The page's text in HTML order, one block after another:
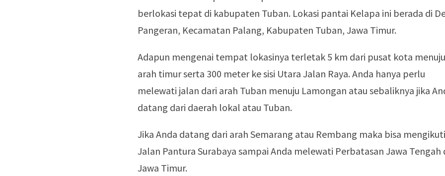
berlokasi tepat di kabupaten Tuban. Lokasi pantai Kelapa ini berada di
Pangeran, Kecamatan Palang, Kabupaten Tuban, Jawa Timur.
Adapun mengenai tempat lokasinya terletak 5 km dari pusat kota menuju
arah timur serta 300 meter ke sisi Utara Jalan Raya. Anda hanya perlu
melewati jalan dari arah Tuban menuju Lamongan atau sebaliknya jika
datang dari daerah lokal atau Tuban.
Jika Anda datang dari arah Semarang atau Rembang maka bisa
Jalan Pantura Surabaya sampai Anda melewati Perbatasan Jawa Tengah
Jawa Timur.